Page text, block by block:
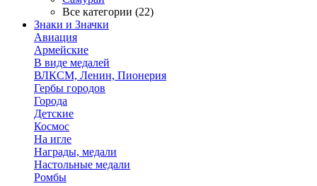
Все категории (22)
Знаки и Значки
Авиация
Армейские
В виде медалей
ВЛКСМ, Ленин, Пионерия
Гербы городов
Города
Детские
Космос
На игле
Награды, медали
Настольные медали
Ромбы